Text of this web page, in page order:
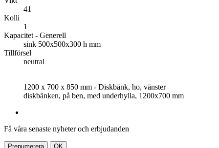
41
Kolli
1
Kapacitet - Generell
sink 500x500x300 h mm
Tillförsel
neutral
1200 x 700 x 850 mm - Diskbänk, ho, vänster
diskbänken, på ben, med underhylla, 1200x700 mm
Få våra senaste nyheter och erbjudanden